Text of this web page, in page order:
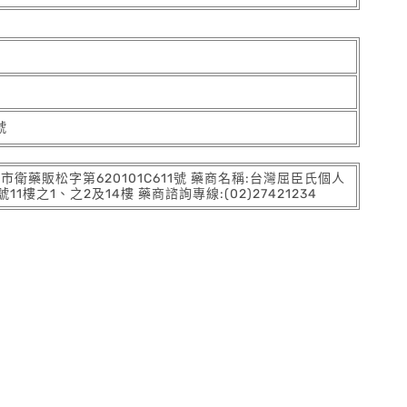
藥販松字第620101C611號 藥商名稱:台灣屈臣氏個人
11樓之1、之2及14樓 藥商諮詢專線:(02)27421234